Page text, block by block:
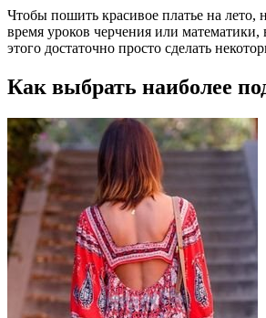
Чтобы пошить красивое платье на
время уроков черчения или
этого достаточно просто сделать
Как выбрать наиболее